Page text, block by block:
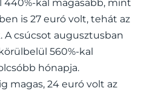
kal magasabb, mint
is 27 euró volt, tehát az
A csúcsot augusztusban
560%-kal
hónapja.
magas, 24 euró volt az